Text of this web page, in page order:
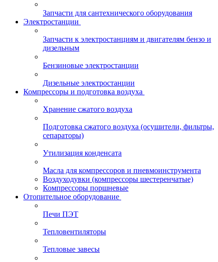
Запчасти для сантехнического оборудования
Электростанции
Запчасти к электростанциям и двигателям бензо и
дизельным
Бензиновые электростанции
Дизельные электростанции
Компрессоры и подготовка воздуха
Хранение сжатого воздуха
Подготовка сжатого воздуха (осушители, фильтры,
сепараторы)
Утилизация конденсата
Масла для компрессоров и пневмоинструмента
Воздуходувки (компрессоры шестеренчатые)
Компрессоры поршневые
Отопительное оборудование
Печи ПЭТ
Тепловентиляторы
Тепловые завесы